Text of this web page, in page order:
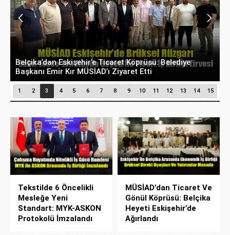
Belçika’dan Eskişehir’e Ticaret Köprüsü: Belediye
Başkanı Emir Kır MÜSİAD’ı Ziyaret Etti
1 2 3 4 5 6 7 8 9 10 11 12 13 14 15
Tekstilde 6 Öncelikli
Mesleğe Yeni
Standart: MYK-ASKON
Protokolü İmzalandı
MÜSİAD’dan Ticaret Ve
Gönül Köprüsü: Belçika
Heyeti Eskişehir’de
Ağırlandı